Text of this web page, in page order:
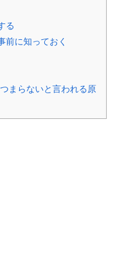
る
前に知っておく
まらないと言われる原